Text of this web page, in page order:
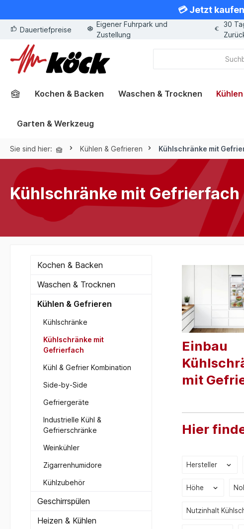
💳 Jetzt
Dauertiefpreise
Eigener Fuhrpark und
Zustellung
30
Kochen & Backen Waschen & Trocknen
Garten & Werkzeug
Sie sind hier: Kühlen & Gefrieren Kühlschränke mit
Kühlschränke mit Gefrierfach
Kochen & Backen
Waschen & Trocknen
Kühlen & Gefrieren
Kühlschränke
Kühlschränke mit
Gefrierfach
Kühl & Gefrier Kombination
Side-by-Side
Gefriergeräte
Industrielle Kühl &
Gefrierschränke
Weinkühler
Zigarrenhumidore
Kühlzubehör
Geschirrspülen
Heizen & Kühlen
Einbau
mit
Hier
Hersteller
Höhe
Nutzinhalt